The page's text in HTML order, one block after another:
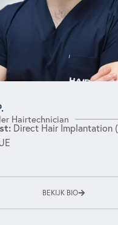
Hairtechnician
Direct Hair Implantation
BEKIJK BIO